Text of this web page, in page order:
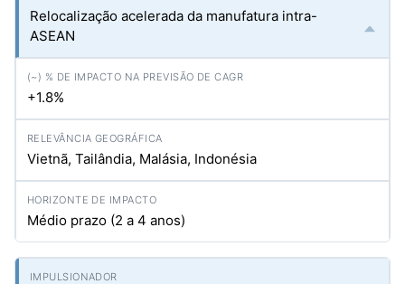
Relocalização acelerada da manufatura intra-
ASEAN
+1.8%
Vietnã, Tailândia, Malásia, Indonésia
Médio prazo (2 a 4 anos)